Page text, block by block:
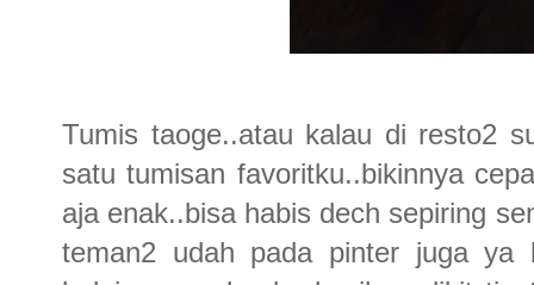
Tumis taoge..atau kalau di resto2
satu tumisan favoritku..bikinnya
aja enak..bisa habis dech sepiring
teman2 udah pada pinter juga ya